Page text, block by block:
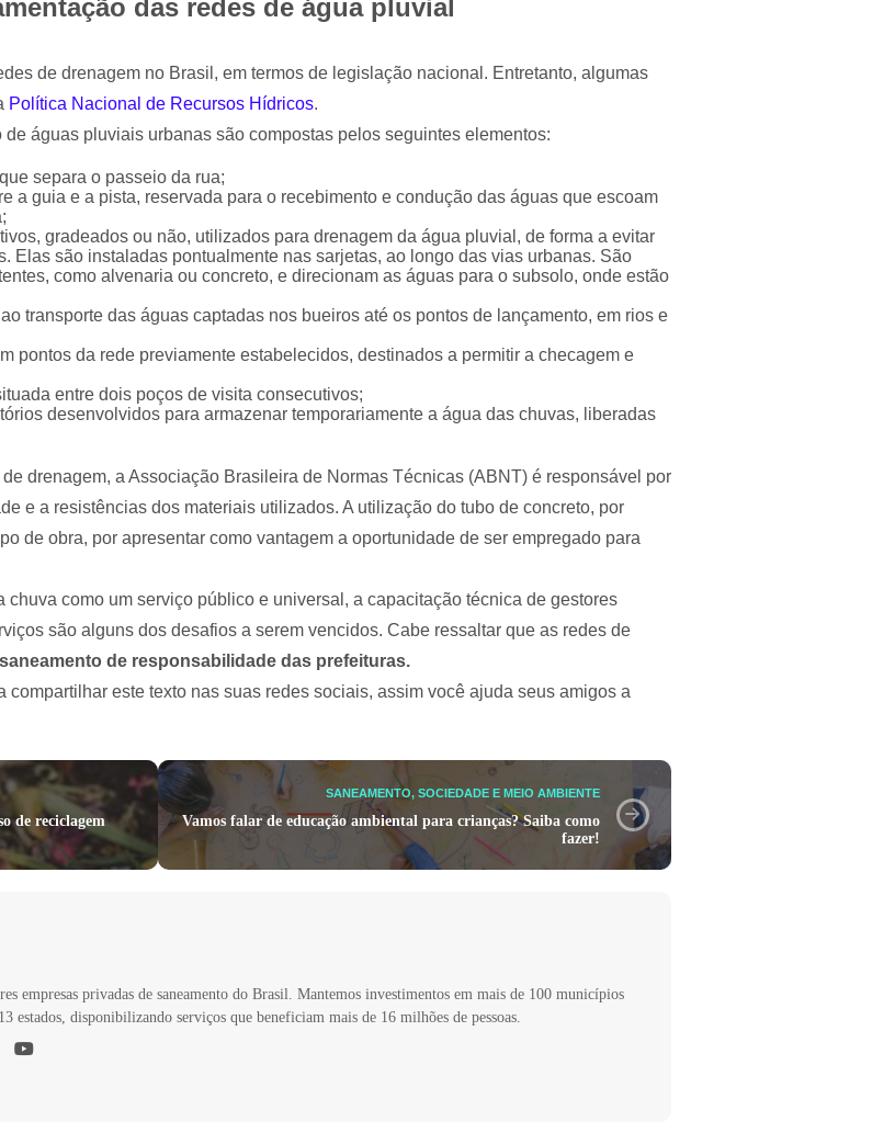
das redes de água pluvial
de drenagem no Brasil, em termos de legislação nacional. Entretanto, algumas
Política Nacional de Recursos Hídricos.
águas pluviais urbanas são compostas pelos seguintes elementos:
separa o passeio da rua;
a guia e a pista, reservada para o recebimento e condução das águas que escoam
gradeados ou não, utilizados para drenagem da água pluvial, de forma a evitar
Elas são instaladas pontualmente nas sarjetas, ao longo das vias urbanas. São
como alvenaria ou concreto, e direcionam as águas para o subsolo, onde estão
transporte das águas captadas nos bueiros até os pontos de lançamento, em rios e
pontos da rede previamente estabelecidos, destinados a permitir a checagem e
entre dois poços de visita consecutivos;
desenvolvidos para armazenar temporariamente a água das chuvas, liberadas
drenagem, a Associação Brasileira de Normas Técnicas (ABNT) é responsável por
e a resistências dos materiais utilizados. A utilização do tubo de concreto, por
de obra, por apresentar como vantagem a oportunidade de ser empregado para
como um serviço público e universal, a capacitação técnica de gestores
são alguns dos desafios a serem vencidos. Cabe ressaltar que as redes de
de responsabilidade das prefeituras.
este texto nas suas redes sociais, assim você ajuda seus amigos a
de reciclagem
SANEAMENTO, SOCIEDADE E MEIO AMBIENTE
Vamos falar de educação ambiental para crianças? Saiba como
fazer!
empresas privadas de saneamento do Brasil. Mantemos investimentos em mais de 100 municípios
estados, disponibilizando serviços que beneficiam mais de 16 milhões de pessoas.